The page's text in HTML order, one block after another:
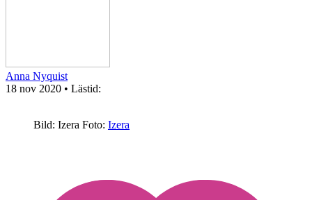
Anna Nyquist
18 nov 2020 • Lästid:
Bild: Izera Foto: Izera